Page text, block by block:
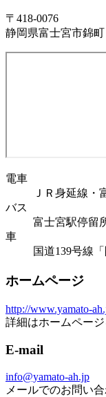
〒418-0076
静岡県富士宮市錦町
電車
ＪＲ身延線・
バス
富士宮駅停留
車
国道139号線
ホームページ
http://www.yamato-
詳細はホームペー
E-mail
info@yamato-ah.jp
メールでのお問い